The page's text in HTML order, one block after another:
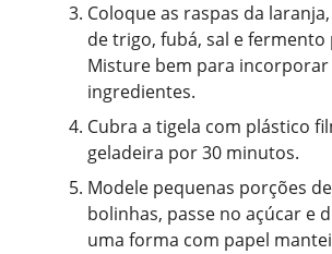
Coloque as raspas da
de trigo, fubá, sal e fermento
Misture bem para
ingredientes.
Cubra a tigela com plástico
geladeira por 30 minutos.
Modele pequenas porções
bolinhas, passe no açúcar e
uma forma com papel